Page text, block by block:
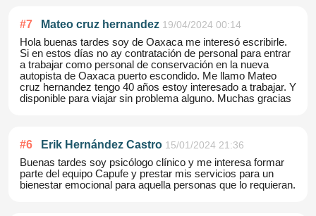
#7 Mateo cruz hernandez 19/04/2024 00:14
Hola buenas tardes soy de Oaxaca me interesó escribirle.
Si en estos días no ay contratación de personal para entrar
a trabajar como personal de conservación en la nueva
autopista de Oaxaca puerto escondido. Me llamo Mateo
cruz hernandez tengo 40 años estoy interesado a trabajar. Y
disponible para viajar sin problema alguno. Muchas gracias
#6 Erik Hernández Castro 15/01/2024 21:36
Buenas tardes soy psicólogo clínico y me interesa formar
parte del equipo Capufe y prestar mis servicios para un
bienestar emocional para aquella personas que lo requieran.